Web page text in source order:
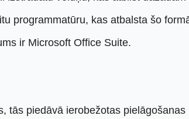
programmatūru, kas atbalsta šo
ir Microsoft Office Suite.
tās piedāvā ierobežotas